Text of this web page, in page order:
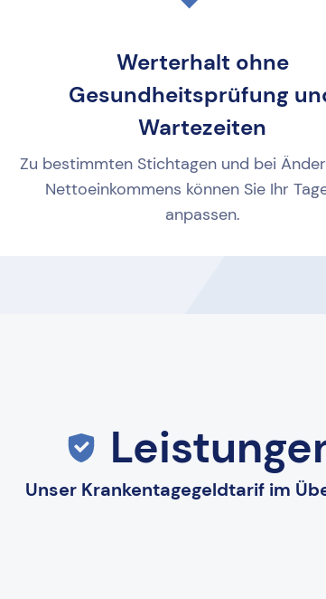
Werterhalt ohne
Gesundheitsprüfung
Wartezeiten
Zu bestimmten Stichtagen und bei
Nettoeinkommens können Sie Ihr
anpassen.
Unser Krankentagegeldtarif im